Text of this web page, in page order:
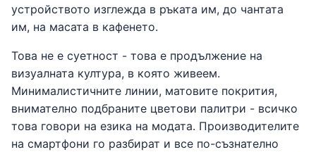
устройството изглежда в ръката им, до чантата
им, на масата в кафенето.
Това не е суетност - това е продължение на
визуалната култура, в която живеем.
Минималистичните линии, матовите покрития,
внимателно подбраните цветови палитри - всичко
това говори на езика на модата. Производителите
на смартфони го разбират и все по-съзнателно